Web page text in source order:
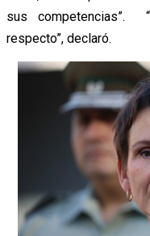
sus competencias”.
respecto”, declaró.